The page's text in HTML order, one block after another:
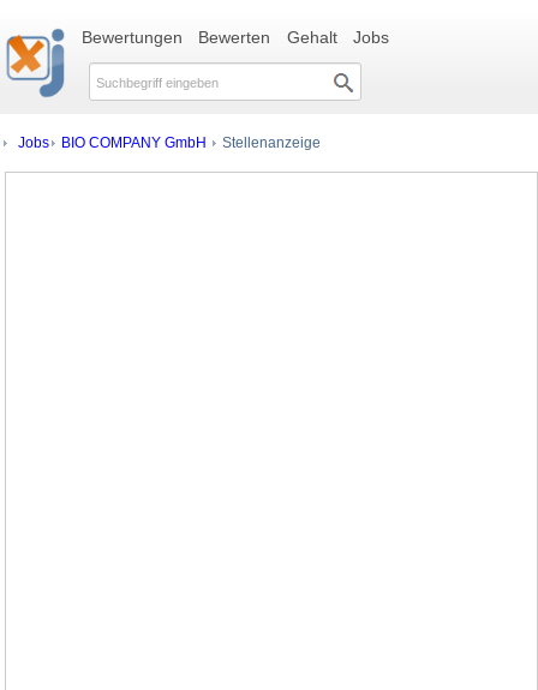
Bewertungen Bewerten Gehalt Jobs
Jobs BIO COMPANY GmbH Stellenanzeige